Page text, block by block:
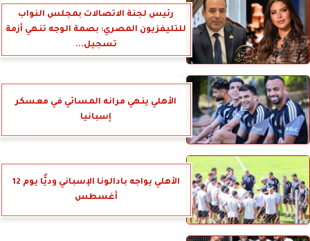
رئيس لجنة الاتصالات بمجلس النواب
للتليفزيون المصري: بصمة الوجه تنهي أزمة
تسجيل...
الأهلي ينهي مرانه المسائي في معسكر
إسبانيا
الأهلي يواجه بادالونا الإسباني وديًّا يوم 12
أغسطس